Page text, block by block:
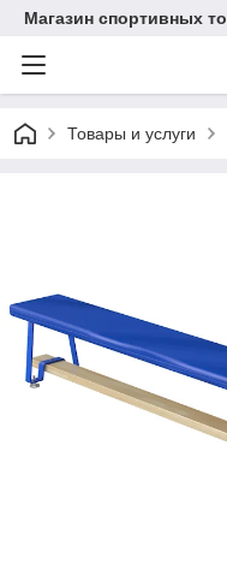
Магазин спортивных
Товары и услуги